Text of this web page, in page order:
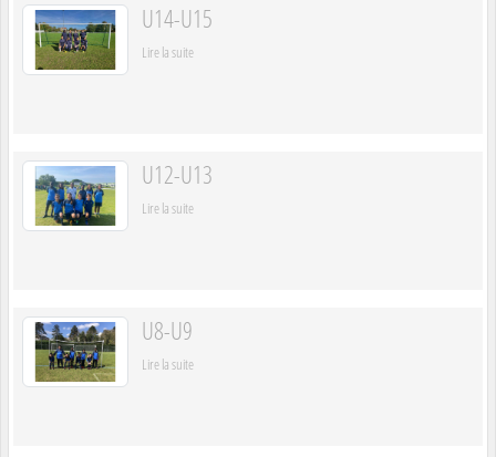
U14-U15
Lire la suite
U12-U13
Lire la suite
U8-U9
Lire la suite